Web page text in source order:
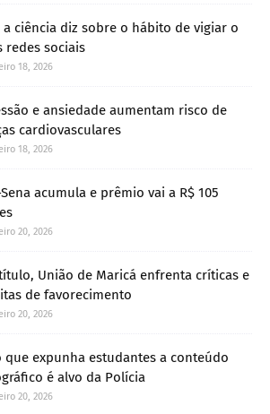
a ciência diz sobre o hábito de vigiar o
redes sociais
18, 2026
e ansiedade aumentam risco de
cardiovasculares
18, 2026
acumula e prêmio vai a R$ 105
20, 2026
União de Maricá enfrenta críticas e
de favorecimento
20, 2026
que expunha estudantes a conteúdo
é alvo da Polícia
20, 2026